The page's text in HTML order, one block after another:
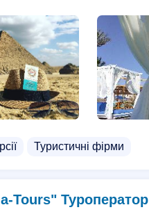
Туристичні фірми
Tours" Туроператор